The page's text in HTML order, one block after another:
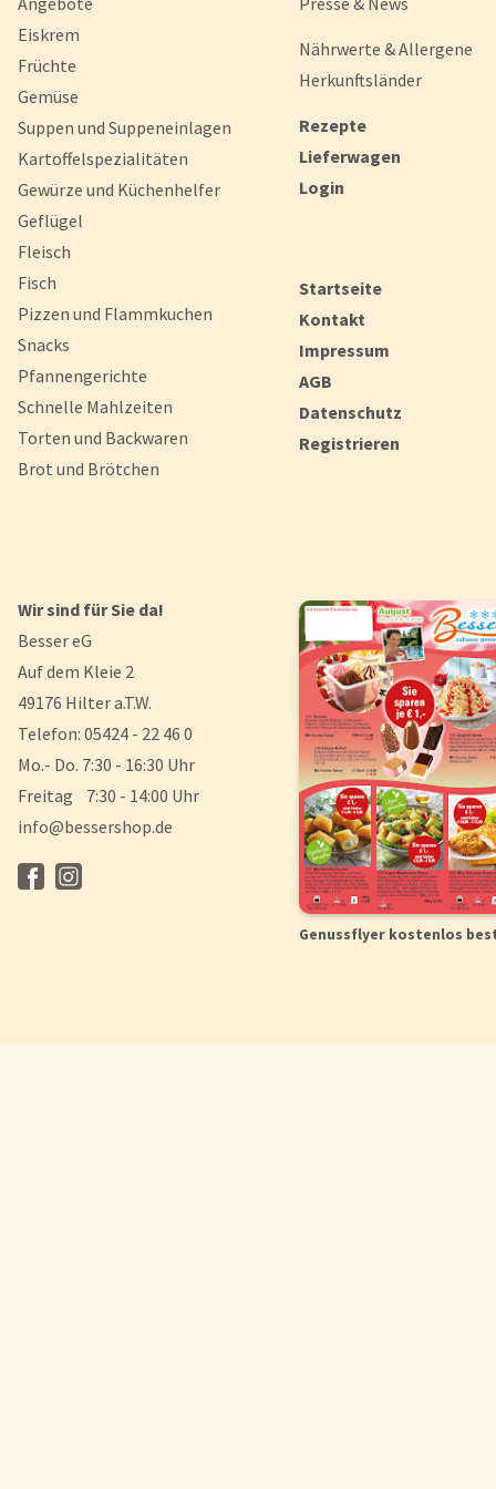
Liebe zubereitet werden.
Großmutters Butterkuchen
Auf unseren Butterkuchen sind wir wirklich stolz, denn er
lecker wie von Oma selbst gebacken. Der kleine Betrieb, in dem
Leckerei gebacken wird, achtet auf die hohe Qualität der
diese Rezeptur wird nur gute Butter verwendet. All unsere
Konditormeister und Bäcker bereiten für Sie die feinsten
Sahnetorten über fruchtige Tartes Quarkbällchen bis hin zu
Croissants zu - nach allen Regeln der Backkunst und mit
natürlichen und wenn möglich regionalen Zutaten.
und locker.
Eiskrem
Früchte
Gemüse
Suppen und Suppeneinlagen
Kartoffelspezialitäten
Gewürze und Küchenhelfer
Geflügel
Fleisch
Fisch
Pizzen und Flammkuchen
Snacks
Pfannengerichte
Schnelle Mahlzeiten
Torten und Backwaren
Brot und Brötchen
Nährwerte & Allergene
Herkunftsländer
Rezepte
Lieferwagen
Login
Startseite
Kontakt
Impressum
AGB
Datenschutz
Registrieren
Wir sind für Sie da!
Besser eG
Auf dem Kleie 2
49176 Hilter a.T.W.
Telefon: 05424 - 22 46 0
Mo.- Do. 7:30 - 16:30 Uhr
Freitag 7:30 - 14:00 Uhr
info@bessershop.de
Genussflyer kostenlos